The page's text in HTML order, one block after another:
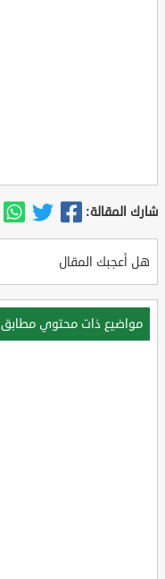
شارك المقالة:
هل أعجبك المقال
مواضيع ذات محتوي مطابق